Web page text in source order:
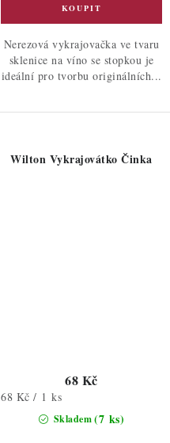
Nerezová vykrajovačka ve tvaru
sklenice na víno se stopkou je
ideální pro tvorbu originálních...
Wilton Vykrajovátko Činka
Skladem(7 ks)
68 Kč
Měrná
68 Kč / 1 ks